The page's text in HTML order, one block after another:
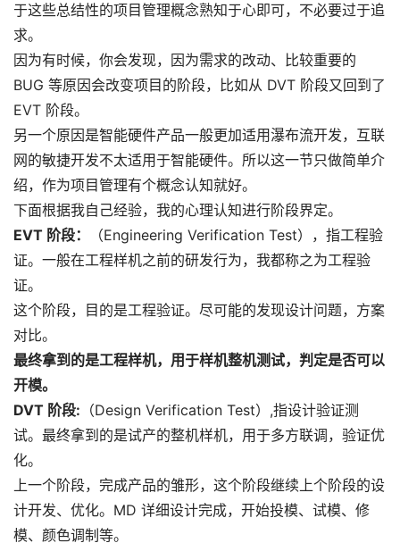
于这些总结性的项目管理概念熟知于心即可，不必要过于追
求。
因为有时候，你会发现，因为需求的改动、比较重要的
BUG 等原因会改变项目的阶段，比如从 DVT 阶段又回到了
EVT 阶段。
另一个原因是智能硬件产品一般更加适用瀑布流开发，互联
网的敏捷开发不太适用于智能硬件。所以这一节只做简单介
绍，作为项目管理有个概念认知就好。
下面根据我自己经验，我的心理认知进行阶段界定。
EVT 阶段：
（Engineering Verification Test），指工程验
证。一般在工程样机之前的研发行为，我都称之为工程验
证。
这个阶段，目的是工程验证。尽可能的发现设计问题，方案
对比。
最终拿到的是工程样机，用于样机整机测试，判定是否可以
开模。
DVT 阶段: （Design Verification Test）,指设计验证测
试。最终拿到的是试产的整机样机，用于多方联调，验证优
化。
上一个阶段，完成产品的雏形，这个阶段继续上个阶段的设
计开发、优化。MD 详细设计完成，开始投模、试模、修
模、颜色调制等。